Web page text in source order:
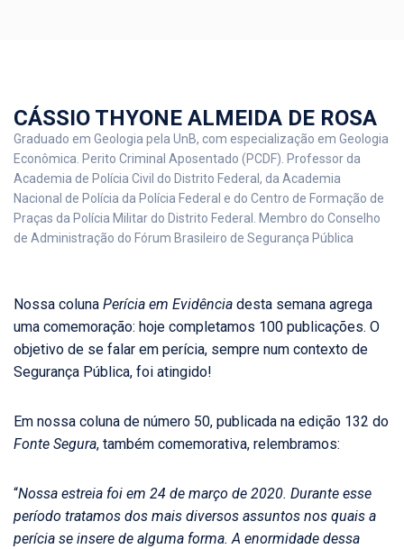
CÁSSIO THYONE ALMEIDA DE ROSA
Graduado em Geologia pela UnB, com especialização em Geologia
Econômica. Perito Criminal Aposentado (PCDF). Professor da
Academia de Polícia Civil do Distrito Federal, da Academia
Nacional de Polícia da Polícia Federal e do Centro de Formação de
Praças da Polícia Militar do Distrito Federal. Membro do Conselho
de Administração do Fórum Brasileiro de Segurança Pública
Nossa coluna Perícia em Evidência desta semana agrega
uma comemoração: hoje completamos 100 publicações. O
objetivo de se falar em perícia, sempre num contexto de
Segurança Pública, foi atingido!
Em nossa coluna de número 50, publicada na edição 132 do
Fonte Segura, também comemorativa, relembramos:
“Nossa estreia foi em 24 de março de 2020. Durante esse
período tratamos dos mais diversos assuntos nos quais a
perícia se insere de alguma forma. A enormidade dessa